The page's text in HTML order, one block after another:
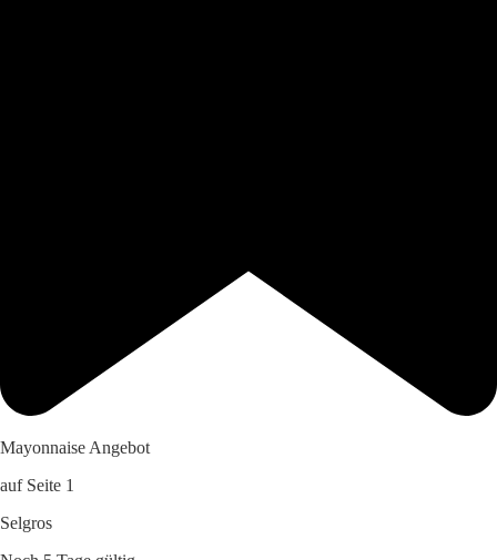
Mayonnaise Angebot
auf Seite 1
Selgros